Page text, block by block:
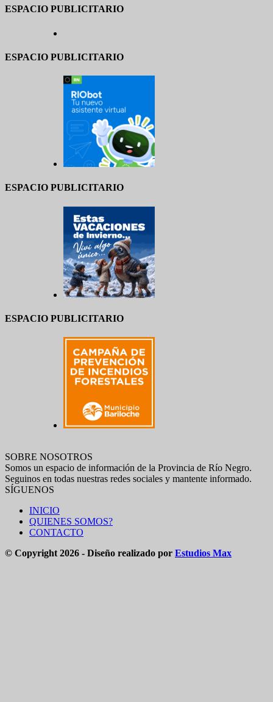
ESPACIO PUBLICITARIO
ESPACIO PUBLICITARIO
ESPACIO PUBLICITARIO
ESPACIO PUBLICITARIO
SOBRE NOSOTROS
Somos un espacio de información de la Provincia de Río Negro.
Seguinos en todas nuestras redes sociales y mantente informado.
SÍGUENOS
INICIO
QUIENES SOMOS?
CONTACTO
© Copyright 2026 - Diseño realizado por Estudios Max